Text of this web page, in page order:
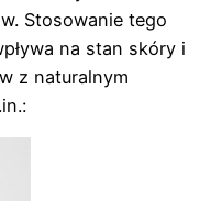
Stosowanie tego
na stan skóry i
z naturalnym